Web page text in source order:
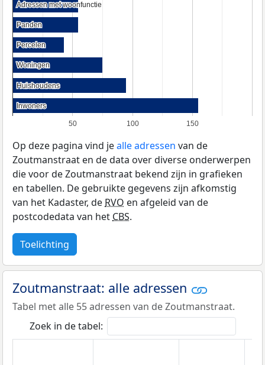
50 100 150
Adressen met woonfunctie
Adressen met woonfunctie
Panden
Panden
Percelen
Percelen
Woningen
Woningen
Huishoudens
Huishoudens
Inwoners
Inwoners
Op deze pagina vind jealle adressen van de
Zoutmanstraat en de data over diverse onderwerpen
die voor de Zoutmanstraat bekend zijn in grafieken
en tabellen. De gebruikte gegevens zijn afkomstig
van het Kadaster, deRVO en afgeleid van de
postcodedata van hetCBS.
Toelichting
Zoutmanstraat: alle adressen
Tabel met alle 55 adressen van de Zoutmanstraat.
Zoek in de tabel: